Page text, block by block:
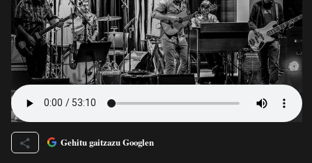
Gehitu gaitzazu Googlen